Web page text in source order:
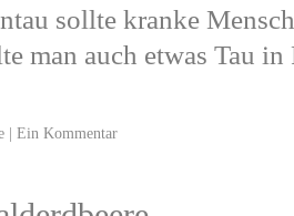
sollte kranke
man auch etwas Tau
| Ein Kommentar